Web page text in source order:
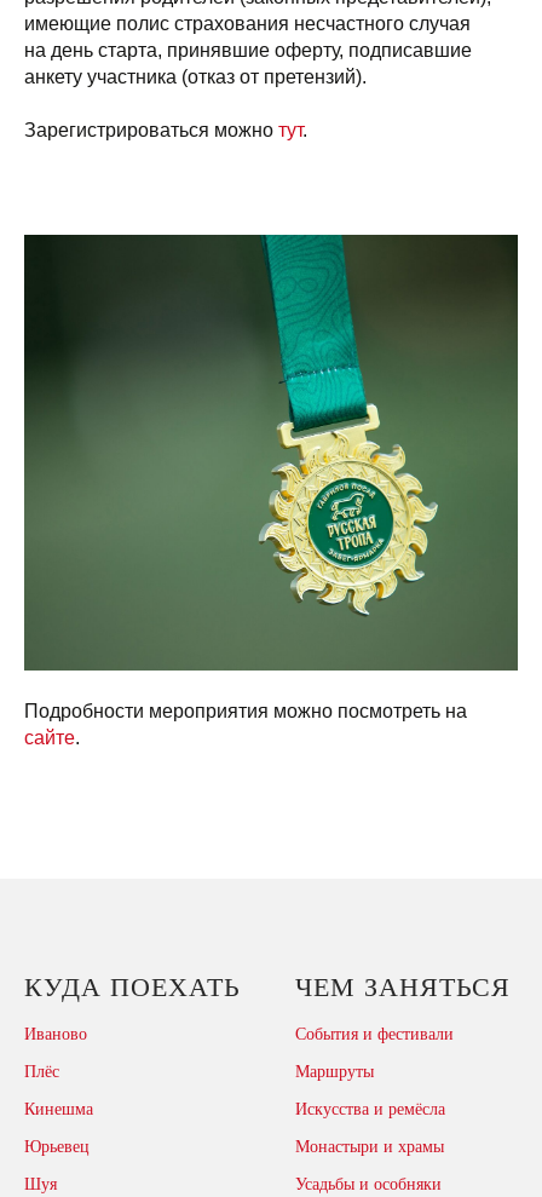
имеющие полис страхования несчастного случая
на день старта, принявшие оферту, подписавшие
анкету участника (отказ от претензий).
Зарегистрироваться можно тут.
Подробности мероприятия можно посмотреть на
сайте.
КУДА ПОЕХАТЬ
Иваново
Плёс
Кинешма
Юрьевец
Шуя
ЧЕМ ЗАНЯТЬСЯ
События и фестивали
Маршруты
Искусства и ремёсла
Монастыри и храмы
Усадьбы и особняки